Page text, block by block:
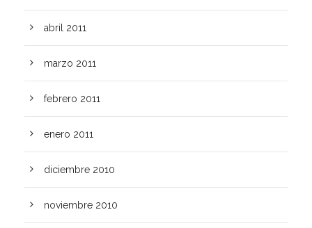
abril 2011
marzo 2011
febrero 2011
enero 2011
diciembre 2010
noviembre 2010